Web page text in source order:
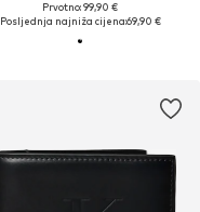
Prvotno: 99,90 €
Posljednja najniža cijena:69,90 €